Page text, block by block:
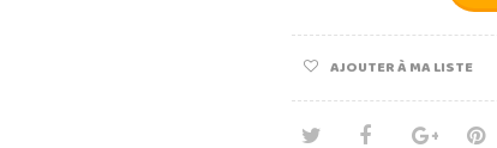
AJOUTER À MA LISTE